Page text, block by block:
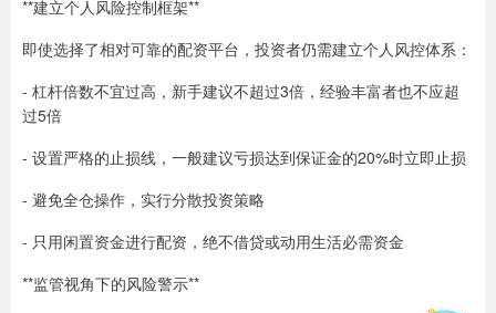
**建立个人风险控制框架**
即使选择了相对可靠的配资平台，投资者仍需建立个人风控体系：
- 杠杆倍数不宜过高，新手建议不超过3倍，经验丰富者也不应超
过5倍
- 设置严格的止损线，一般建议亏损达到保证金的20%时立即止损
- 避免全仓操作，实行分散投资策略
- 只用闲置资金进行配资，绝不借贷或动用生活必需资金
**监管视角下的风险警示**